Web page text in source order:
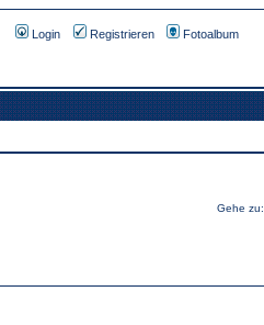
Login Registrieren Fotoalbum
Gehe zu: